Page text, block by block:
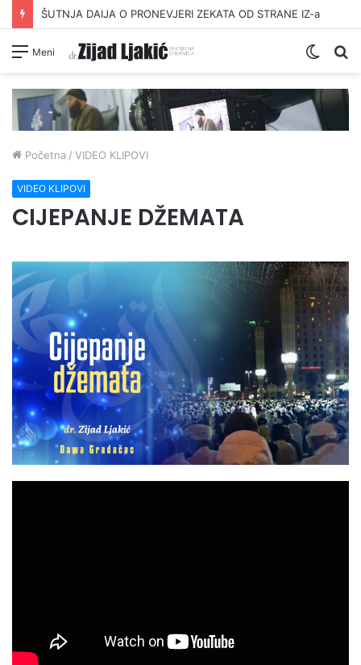
ŠUTNJA DAIJA O PRONEVJERI ZEKATA OD STRANE IZ-a
Meni
Switch
Početna / VIDEO KLIPOVI
VIDEO KLIPOVI
CIJEPANJE DŽEMATA